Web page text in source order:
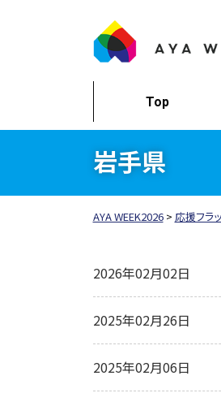
Top
岩手県
AYA WEEK2026> 応援フラ
2026年02月02日
2025年02月26日
2025年02月06日